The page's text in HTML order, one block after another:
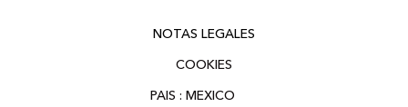
NOTAS LEGALES
COOKIES